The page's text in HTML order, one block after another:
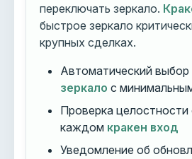
переключать зеркало.
быстрое зеркало
крупных сделках.
Автоматический выбор
зеркало с
Проверка целостности
каждом кракен вход
Уведомление об